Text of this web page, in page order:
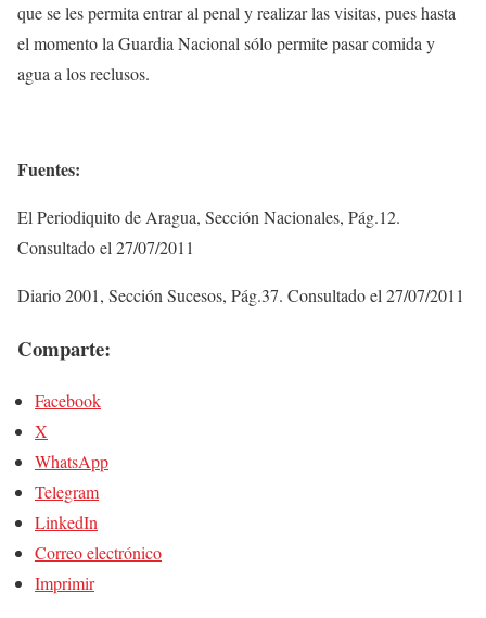
que se les permita entrar al penal y realizar las visitas, pues hasta
el momento la Guardia Nacional sólo permite pasar comida y
agua a los reclusos.
Fuentes:
El Periodiquito de Aragua, Sección Nacionales, Pág.12.
Consultado el 27/07/2011
Diario 2001, Sección Sucesos, Pág.37. Consultado el 27/07/2011
Comparte:
Facebook
X
WhatsApp
Telegram
LinkedIn
Correo electrónico
Imprimir